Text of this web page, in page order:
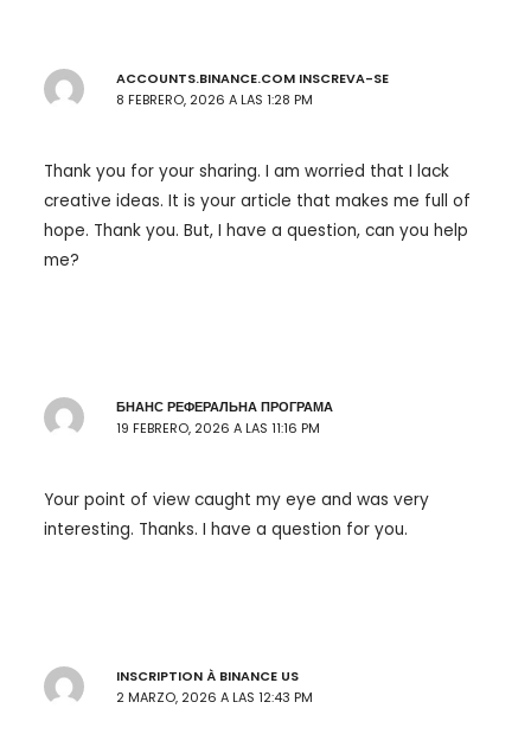
ACCOUNTS.BINANCE.COM INSCREVA-SE
8 FEBRERO, 2026 A LAS 1:28 PM
Thank you for your sharing. I am worried that I lack
creative ideas. It is your article that makes me full of
hope. Thank you. But, I have a question, can you help
me?
БНАНС РЕФЕРАЛЬНА ПРОГРАМА
19 FEBRERO, 2026 A LAS 11:16 PM
Your point of view caught my eye and was very
interesting. Thanks. I have a question for you.
INSCRIPTION À BINANCE US
2 MARZO, 2026 A LAS 12:43 PM